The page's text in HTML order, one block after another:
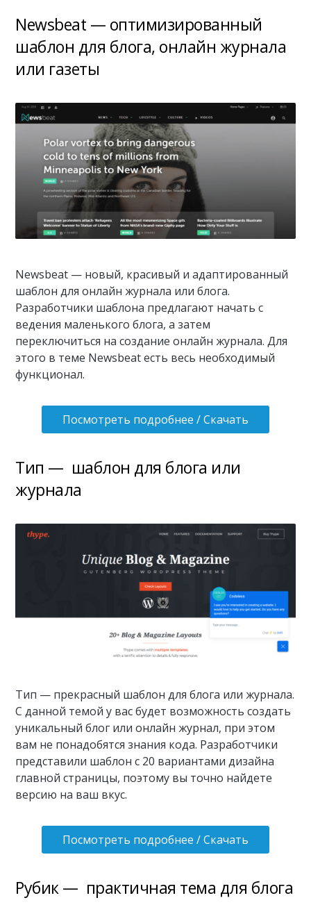
Newsbeat — оптимизированный
шаблон для блога, онлайн журнала
или газеты
Newsbeat — новый, красивый и адаптированный
шаблон для онлайн журнала или блога.
Разработчики шаблона предлагают начать с
ведения маленького блога, а затем
переключиться на создание онлайн журнала. Для
этого в теме Newsbeat есть весь необходимый
функционал.
Посмотреть подробнее / Скачать
Тип — шаблон для блога или
журнала
Тип — прекрасный шаблон для блога или журнала.
С данной темой у вас будет возможность создать
уникальный блог или онлайн журнал, при этом
вам не понадобятся знания кода. Разработчики
представили шаблон с 20 вариантами дизайна
главной страницы, поэтому вы точно найдете
версию на ваш вкус.
Посмотреть подробнее / Скачать
Рубик — практичная тема для блога